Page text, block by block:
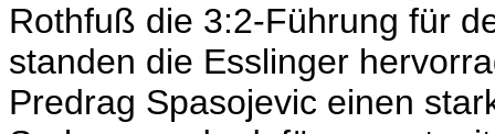
Rothfuß die 3:2-Führung für
standen die Esslinger
Predrag Spasojevic einen